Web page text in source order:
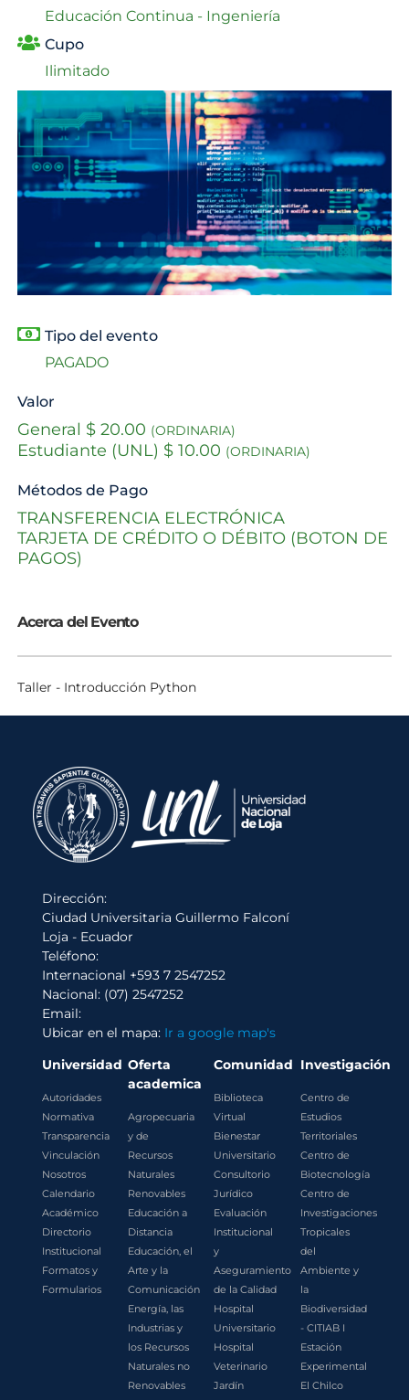
Educación Continua - Ingeniería
Cupo
Ilimitado
Tipo del evento
PAGADO
Valor
General $ 20.00 (ORDINARIA)
Estudiante (UNL) $ 10.00 (ORDINARIA)
Métodos de Pago
TRANSFERENCIA ELECTRÓNICA
TARJETA DE CRÉDITO O DÉBITO (BOTON DE
PAGOS)
Acerca del Evento
Taller - Introducción Python
Dirección:
Ciudad Universitaria Guillermo Falconí
Loja - Ecuador
Teléfono:
Internacional +593 7 2547252
Nacional: (07) 2547252
Email:
Ubicar en el mapa: Ir a google map's
Universidad
Autoridades
Normativa
Transparencia
Vinculación
Nosotros
Calendario
Académico
Directorio
Institucional
Formatos y
Formularios
Oferta
academica
Agropecuaria
y de
Recursos
Naturales
Renovables
Educación a
Distancia
Educación, el
Arte y la
Comunicación
Energía, las
Industrias y
los Recursos
Naturales no
Renovables
Comunidad
Biblioteca
Virtual
Bienestar
Universitario
Consultorio
Jurídico
Evaluación
Institucional
y
Aseguramiento
de la Calidad
Hospital
Universitario
Hospital
Veterinario
Jardín
Investigación
Centro de
Estudios
Territoriales
Centro de
Biotecnología
Centro de
Investigaciones
Tropicales
del
Ambiente y
la
Biodiversidad
- CITIAB I
Estación
Experimental
El Chilco